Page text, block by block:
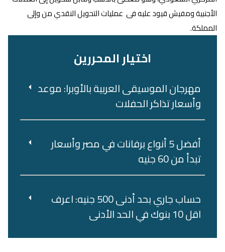
الأجنبية ومفيش قيود عليه فى عمليات التحويل النقدي من وإلى
المملكة.
اختيار المحررين
مهرجان الموسيقى العربية بالأوبرا: موعد
وأسعار تذاكر الحفلات
أفضل 5 أنواع برفانات في مصر وأسعار
تبدأ من 60 جنيه
حساب جاري بحد أدنى 500 جنيه: اعرف
اقل 10 بنوك في الحد الأدنى